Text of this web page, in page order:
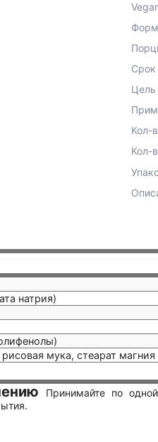
Срок
Цель
Кол-
Кол-
натрия)
мука, стеарат
Принимайте по